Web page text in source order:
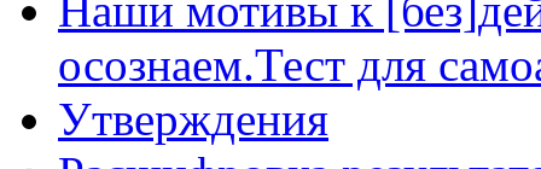
осознаем.Тест для
Утверждения